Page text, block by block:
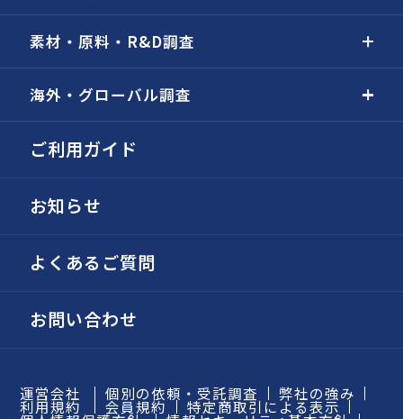
素材・原料・R&D調査
海外・グローバル調査
ご利用ガイド
お知らせ
よくあるご質問
お問い合わせ
運営会社 個別の依頼・受託調査 弊社の強み
利用規約 会員規約 特定商取引による表示